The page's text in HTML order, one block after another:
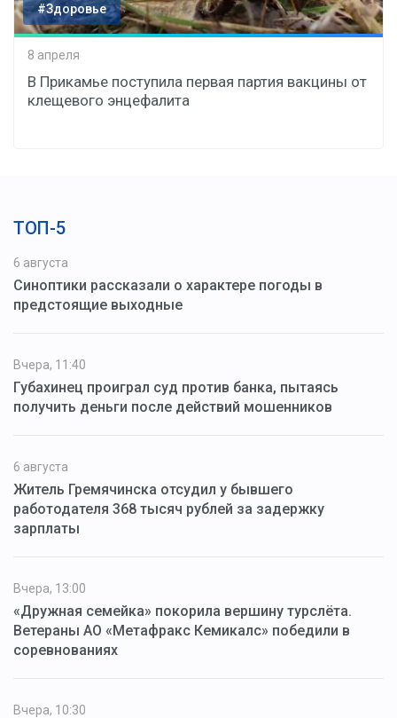
#Здоровье
8 апреля
В Прикамье поступила первая партия вакцины от
клещевого энцефалита
ТОП-5
6 августа
Синоптики рассказали о характере погоды в
предстоящие выходные
Вчера, 11:40
Губахинец проиграл суд против банка, пытаясь
получить деньги после действий мошенников
6 августа
Житель Гремячинска отсудил у бывшего
работодателя 368 тысяч рублей за задержку
зарплаты
Вчера, 13:00
«Дружная семейка» покорила вершину турслёта.
Ветераны АО «Метафракс Кемикалс» победили в
соревнованиях
Вчера, 10:30